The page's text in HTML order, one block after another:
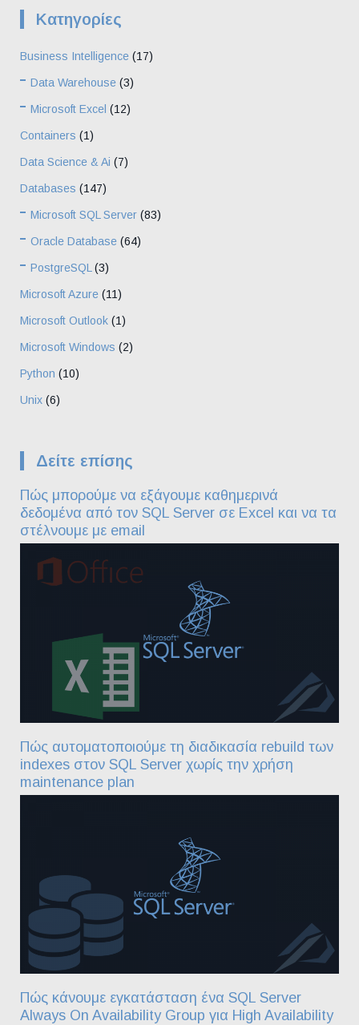
Kατηγορίες
Business Intelligence (17)
Data Warehouse (3)
Microsoft Excel (12)
Containers (1)
Data Science & Ai (7)
Databases (147)
Microsoft SQL Server (83)
Oracle Database (64)
PostgreSQL (3)
Microsoft Azure (11)
Microsoft Outlook (1)
Microsoft Windows (2)
Python (10)
Unix (6)
Δείτε επίσης
Πώς μπορούμε να εξάγουμε καθημερινά
δεδομένα από τον SQL Server σε Excel και να τα
στέλνουμε με email
Πώς αυτοματοποιούμε τη διαδικασία rebuild των
indexes στον SQL Server χωρίς την χρήση
maintenance plan
Πώς κάνουμε εγκατάσταση ένα SQL Server
Always On Availability Group για High Availability